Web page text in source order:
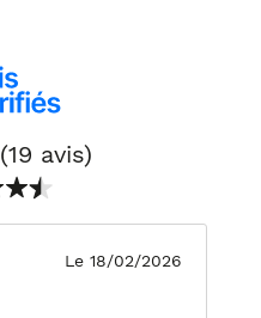
(19 avis)
Le 18/02/2026